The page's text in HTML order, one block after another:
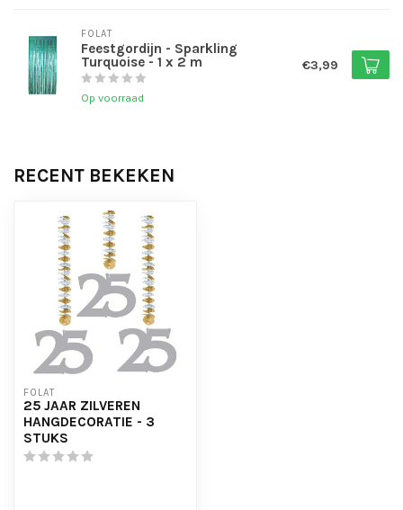
FOLAT
Feestgordijn - Sparkling
Turquoise - 1 x 2 m
Op voorraad
€3,99
RECENT BEKEKEN
FOLAT
25 JAAR ZILVEREN
HANGDECORATIE - 3
STUKS